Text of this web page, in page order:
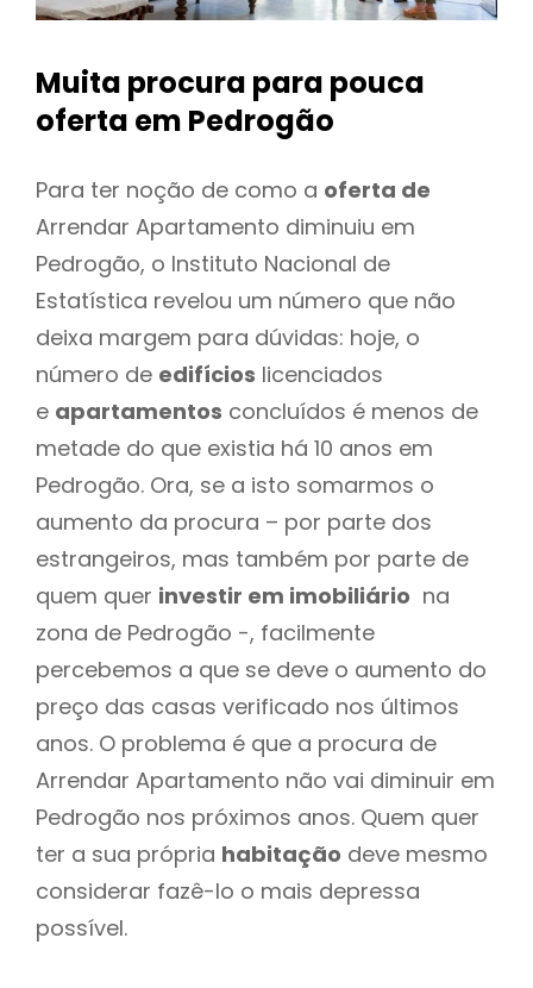
Muita procura para pouca
oferta em Pedrogão
Para ter noção de como a oferta de
Arrendar Apartamento diminuiu em
Pedrogão, o Instituto Nacional de
Estatística revelou um número que não
deixa margem para dúvidas: hoje, o
número de edifícios licenciados
e apartamentos concluídos é menos de
metade do que existia há 10 anos em
Pedrogão. Ora, se a isto somarmos o
aumento da procura – por parte dos
estrangeiros, mas também por parte de
quem quer investir em imobiliário na
zona de Pedrogão -, facilmente
percebemos a que se deve o aumento do
preço das casas verificado nos últimos
anos. O problema é que a procura de
Arrendar Apartamento não vai diminuir em
Pedrogão nos próximos anos. Quem quer
ter a sua própria habitação deve mesmo
considerar fazê-lo o mais depressa
possível.